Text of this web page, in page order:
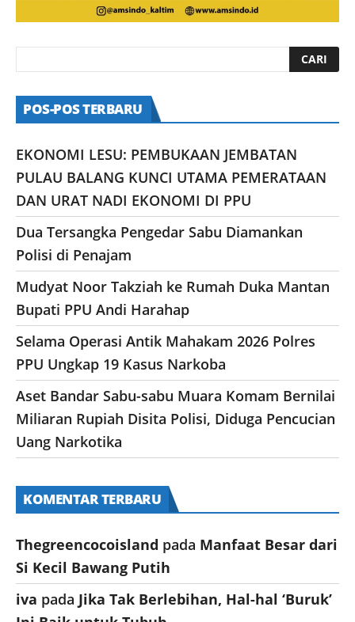
POS-POS TERBARU
EKONOMI LESU: PEMBUKAAN JEMBATAN
PULAU BALANG KUNCI UTAMA PEMERATAAN
DAN URAT NADI EKONOMI DI PPU
Dua Tersangka Pengedar Sabu Diamankan
Polisi di Penajam
Mudyat Noor Takziah ke Rumah Duka Mantan
Bupati PPU Andi Harahap
Selama Operasi Antik Mahakam 2026 Polres
PPU Ungkap 19 Kasus Narkoba
Aset Bandar Sabu-sabu Muara Komam Bernilai
Miliaran Rupiah Disita Polisi, Diduga Pencucian
Uang Narkotika
KOMENTAR TERBARU
Thegreencocoisland pada Manfaat Besar dari
Si Kecil Bawang Putih
iva pada Jika Tak Berlebihan, Hal-hal ‘Buruk’